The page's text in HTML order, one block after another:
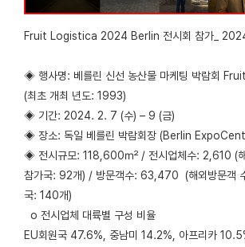
Fruit Logistica 2024 Berlin 전시회 참가_
◈ 행사명: 베를린 신선 농산물 마케팅 박람회
(최초 개최 년도: 1993)
◈ 기간: 2024. 2. 7 (수) – 9 (금)
◈ 장소: 독일 베를린 박람회장 (Berlin
◈ 전시규모: 118,600㎡ / 전시업체수: 2,610 (
참가국: 92개) / 방문객수: 63,470 (해외방문객
국: 140개)
o 전시업체 대륙별 구성 비율
EU회원국 47.6%, 중남미 14.2%, 아프리카